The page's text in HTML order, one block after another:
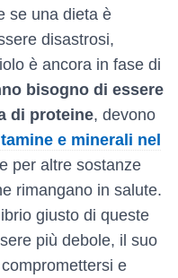
se una dieta è
disastrosi,
è ancora in fase di
bisogno di essere
di proteine, devono
e minerali nel
per altre sostanze
rimangano in salute.
giusto di queste
più debole, il suo
e